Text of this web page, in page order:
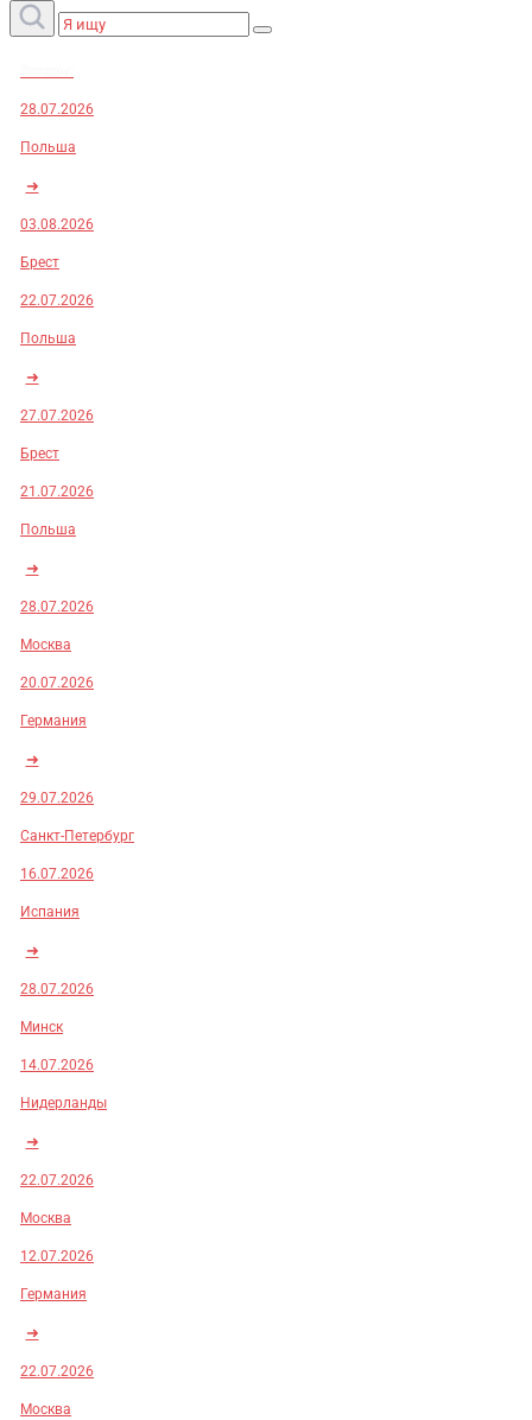
28.07.2026
Польша
➜
03.08.2026
Брест
22.07.2026
Польша
➜
27.07.2026
Брест
21.07.2026
Польша
➜
28.07.2026
Москва
20.07.2026
Германия
➜
29.07.2026
Санкт-Петербург
16.07.2026
Испания
➜
28.07.2026
Минск
14.07.2026
Нидерланды
➜
22.07.2026
Москва
12.07.2026
Германия
➜
22.07.2026
Москва